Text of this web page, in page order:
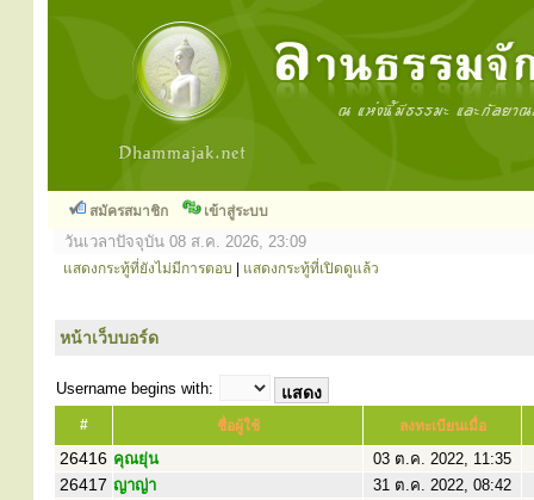
สมัครสมาชิก เข้าสู่ระบบ
วันเวลาปัจจุบัน 08 ส.ค. 2026, 23:09
แสดงกระทู้ที่ยังไม่มีการตอบ แสดงกระทู้ที่เปิดดูแล้ว
หน้าเว็บบอร์ด
Username begins with:
# ชื่อผู้ใช้ ลงทะเบียนเมื่อ
26416 คุณยุ่น 03 ต.ค. 2022, 11:35
26417 ญาญ่า 31 ต.ค. 2022, 08:42